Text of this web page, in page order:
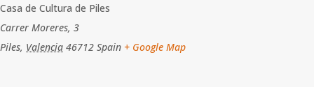
Casa de Cultura de Piles
Carrer Moreres, 3
Piles, Valencia 46712 Spain + Google Map